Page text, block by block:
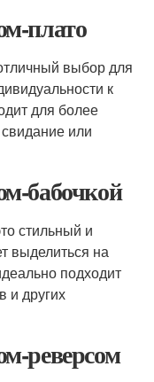
плато
выбор для
к
для более
или
бабочкой
стильный и
выделиться на
подходит
и других
реверсом